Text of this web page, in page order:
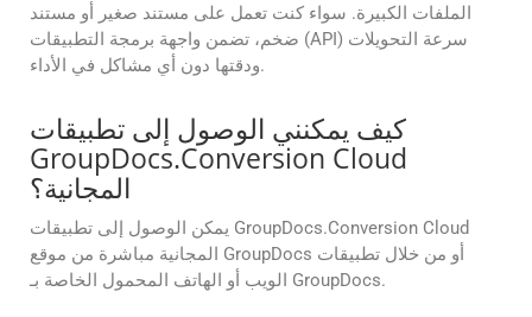
الملفات الكبيرة. سواء كنت تعمل على مستند صغير أو مستند
ضخم، تضمن واجهة برمجة التطبيقات (API) سرعة التحويلات
ودقتها دون أي مشاكل في الأداء.
كيف يمكنني الوصول إلى تطبيقات
GroupDocs.Conversion Cloud
المجانية؟
يمكن الوصول إلى تطبيقات GroupDocs.Conversion Cloud
المجانية مباشرة من موقع GroupDocs أو من خلال تطبيقات
الويب أو الهاتف المحمول الخاصة بـ GroupDocs.